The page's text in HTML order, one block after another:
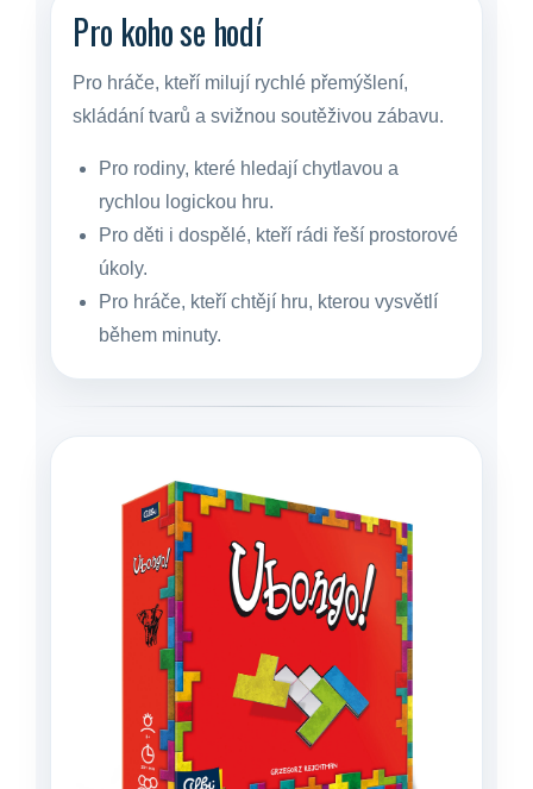
Pro koho se hodí
Pro hráče, kteří milují rychlé přemýšlení,
skládání tvarů a svižnou soutěživou zábavu.
Pro rodiny, které hledají chytlavou a
rychlou logickou hru.
Pro děti i dospělé, kteří rádi řeší prostorové
úkoly.
Pro hráče, kteří chtějí hru, kterou vysvětlí
během minuty.